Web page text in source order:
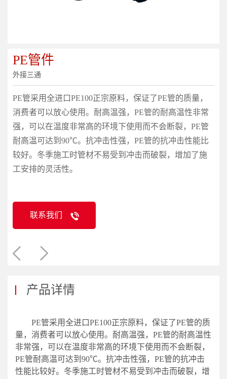
PE管件
外接三通
PE管采用全进口PE100正宗原料，保证了PE管的质量，
消费者可以放心使用。耐高温强，PE管的耐高温性非常
强，可以在温度非常高的环境下使用而不会断裂，PE管
耐高温可达到90℃。抗冲击性强，PE管的抗冲击性能比
较好。冬季施工时管材不易受到冲击而破裂，增加了施
工安排的灵活性。
联系我们
产品详情
PE管采用全进口PE100正宗原料，保证了PE管的质
量，消费者可以放心使用。耐高温强，PE管的耐高温性
非常强，可以在温度非常高的环境下使用而不会断裂，
PE管耐高温可达到90℃。抗冲击性强，PE管的抗冲击
性能比较好。冬季施工时管材不易受到冲击而破裂，增